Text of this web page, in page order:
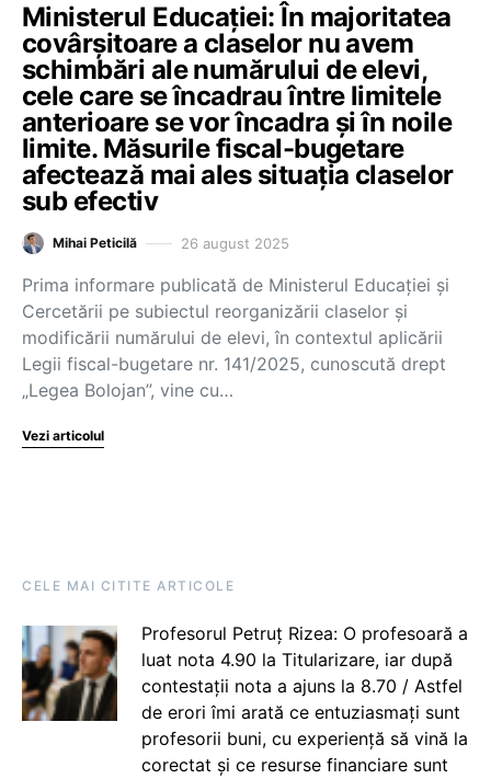
Ministerul Educației: În majoritatea
covârșitoare a claselor nu avem
schimbări ale numărului de elevi,
cele care se încadrau între limitele
anterioare se vor încadra și în noile
limite. Măsurile fiscal-bugetare
afectează mai ales situația claselor
sub efectiv
Mihai Peticilă 26 august 2025
Prima informare publicată de Ministerul Educației și
Cercetării pe subiectul reorganizării claselor și
modificării numărului de elevi, în contextul aplicării
Legii fiscal-bugetare nr. 141/2025, cunoscută drept
„Legea Bolojan”, vine cu…
Vezi articolul
CELE MAI CITITE ARTICOLE
Profesorul Petruț Rizea: O profesoară a
luat nota 4.90 la Titularizare, iar după
contestații nota a ajuns la 8.70 / Astfel
de erori îmi arată ce entuziasmați sunt
profesorii buni, cu experiență să vină la
corectat și ce resurse financiare sunt